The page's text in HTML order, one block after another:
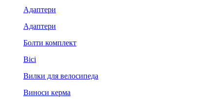
Адаптери
Адаптери
Болти комплект
Вісі
Вилки для велосипеда
Виноси керма